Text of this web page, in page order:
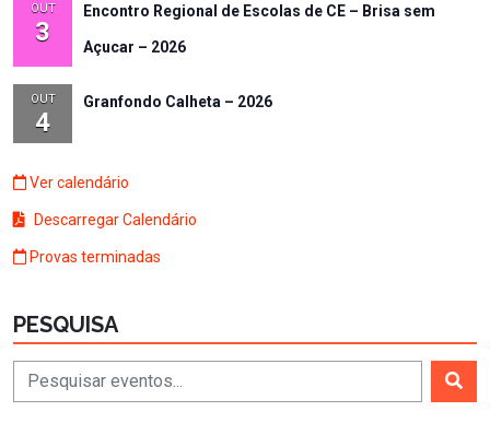
OUT
3
Encontro Regional de Escolas de CE – Brisa sem
Açucar – 2026
OUT
4
Granfondo Calheta – 2026
Ver calendário
Descarregar Calendário
Provas terminadas
PESQUISA